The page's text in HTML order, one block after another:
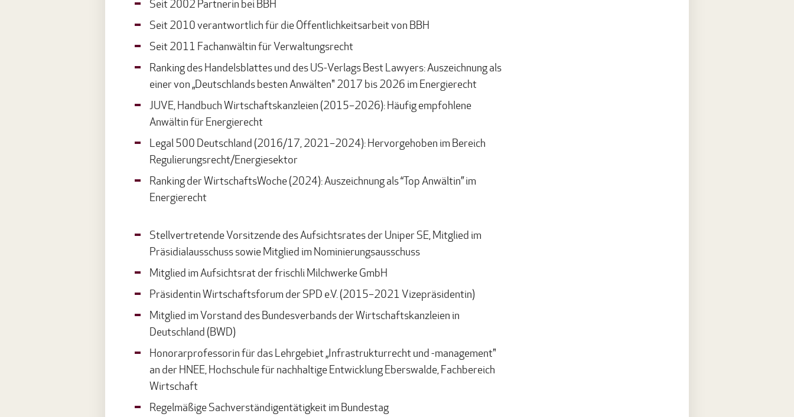
Seit 2002 Partnerin bei BBH
Seit 2010 verantwortlich für die Öffentlichkeitsarbeit von BBH
Seit 2011 Fachanwältin für Verwaltungsrecht
Ranking des Handelsblattes und des US-Verlags Best Lawyers: Auszeichnung als
einer von „Deutschlands besten Anwälten" 2017 bis 2026 im Energierecht
JUVE, Handbuch Wirtschaftskanzleien (2015–2026): Häufig empfohlene
Anwältin für Energierecht
Legal 500 Deutschland (2016/17, 2021–2024): Hervorgehoben im Bereich
Regulierungsrecht/Energiesektor
Ranking der WirtschaftsWoche (2024):Auszeichnung als “Top Anwältin” im
Energierecht
Stellvertretende Vorsitzende des Aufsichtsrates der Uniper SE, Mitglied im
Präsidialausschuss sowie Mitglied im Nominierungsausschuss
Mitglied im Aufsichtsrat der frischli Milchwerke GmbH
Präsidentin Wirtschaftsforum der SPD e.V. (2015–2021 Vizepräsidentin)
Mitglied im Vorstand des Bundesverbands der Wirtschaftskanzleien in
Deutschland (BWD)
Honorarprofessorin für das Lehrgebiet „Infrastrukturrecht und -management"
an der HNEE, Hochschule für nachhaltige Entwicklung Eberswalde, Fachbereich
Wirtschaft
Regelmäßige Sachverständigentätigkeit im Bundestag